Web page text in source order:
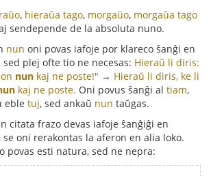
, hieraŭa tago, morgaŭo, morgaŭa tago
sendepende de la absoluta nuno.
nun oni povas iafoje por klareco ŝanĝi en
plej ofte tio ne necesas: Hieraŭ li diris:
nun kaj ne poste!" → Hieraŭ li diris, ke li
kaj ne poste. Oni povus ŝanĝi al tiam,
eble tuj, sed ankaŭ nun taŭgas.
citata frazo devas iafoje ŝanĝiĝi en
se oni rerakontas la aferon en alia loko.
povas esti natura, sed ne nepra: